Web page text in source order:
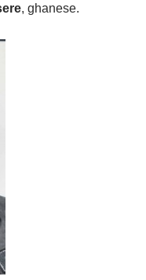
, ghanese.